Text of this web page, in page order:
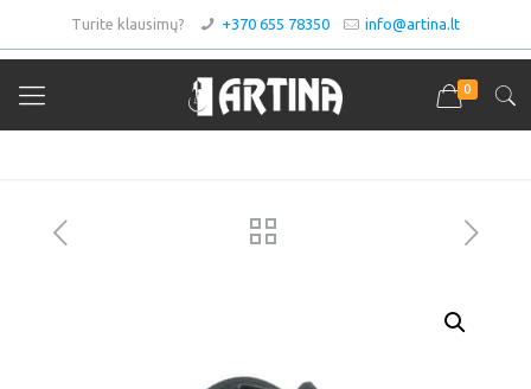
Turite klausimų? +370 655 78350 info@artina.lt
0
Asortimentas